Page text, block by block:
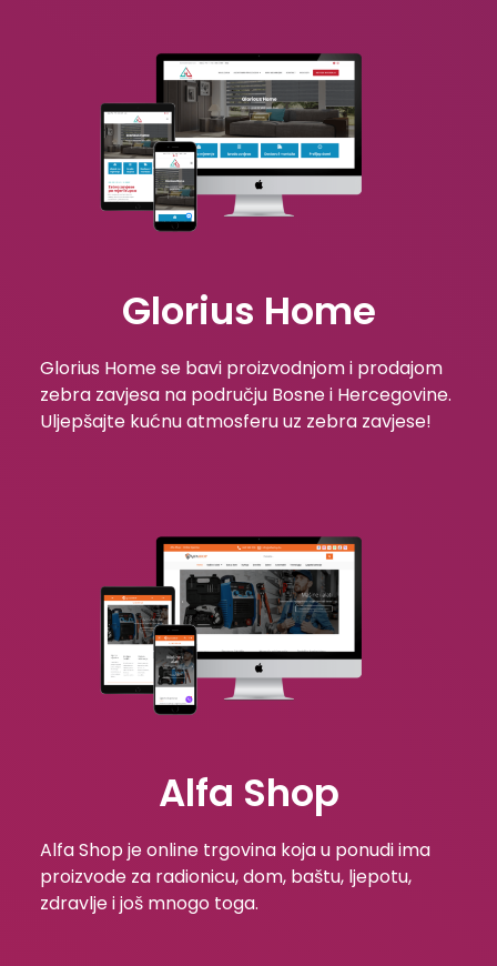
Glorius Home
Glorius Home se bavi proizvodnjom i prodajom
zebra zavjesa na području Bosne i Hercegovine.
Uljepšajte kućnu atmosferu uz zebra zavjese!
Alfa Shop
Alfa Shop je online trgovina koja u ponudi ima
proizvode za radionicu, dom, baštu, ljepotu,
zdravlje i još mnogo toga.